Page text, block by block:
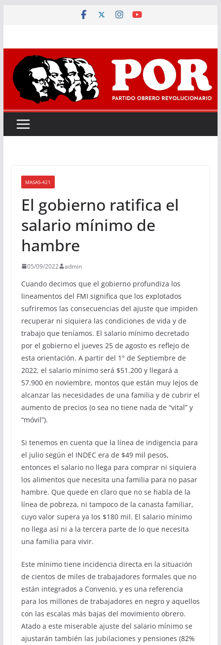
MASAS-421
El gobierno ratifica el
salario mínimo de
hambre
05/09/2022 admin
Cuando decimos que el gobierno profundiza los
lineamentos del FMI significa que los explotados
sufriremos las consecuencias del ajuste que impiden
recuperar ni siquiera las condiciones de vida y de
trabajo que teníamos. El salario mínimo decretado
por el gobierno el jueves 25 de agosto es reflejo de
esta orientación. A partir del 1° de Septiembre de
2022, el salario mínimo será $51.200 y llegará a
57.900 en noviembre, montos que están muy lejos de
alcanzar las necesidades de una familia y de cubrir el
aumento de precios (o sea no tiene nada de “vital” y
“móvil”).
Si tenemos en cuenta que la línea de indigencia para
el julio según el INDEC era de $49 mil pesos,
entonces el salario no llega para comprar ni siquiera
los alimentos que necesita una familia para no pasar
hambre. Que quede en claro que no se habla de la
línea de pobreza, ni tampoco de la canasta familiar,
cuyo valor supera ya los $180 mil. El salario mínimo
no llega así ni a la tercera parte de lo que necesita
una familia para vivir.
Este mínimo tiene incidencia directa en la situación
de cientos de miles de trabajadores formales que no
están integrados a Convenio, y es una referencia
para los millones de trabajadores en negro y aquellos
con las escalas más bajas del movimiento obrero.
Atado a este miserable ajuste del salario mínimo se
ajustarán también las jubilaciones y pensiones (82%